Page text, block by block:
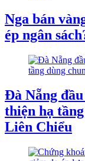
Nga bán
ép ngân
Đà Nẵng
thiện hạ
Liên Chiểu